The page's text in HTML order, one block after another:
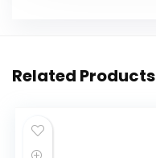
Related Products